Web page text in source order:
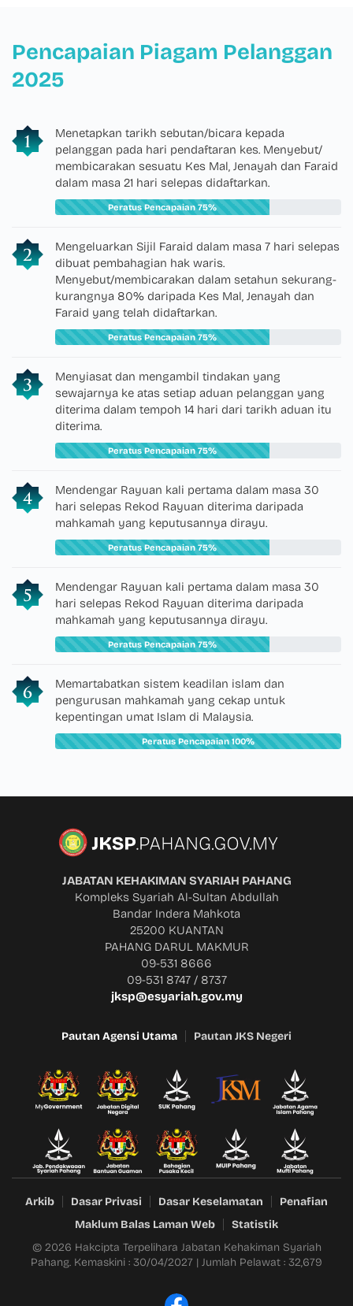
Pencapaian Piagam Pelanggan
2025
Menetapkan tarikh sebutan/bicara kepada
pelanggan pada hari pendaftaran kes. Menyebut/
membicarakan sesuatu Kes Mal, Jenayah dan Faraid
dalam masa 21 hari selepas didaftarkan.
Peratus Pencapaian 75%
Mengeluarkan Sijil Faraid dalam masa 7 hari selepas
dibuat pembahagian hak waris.
Menyebut/membicarakan dalam setahun sekurang-
kurangnya 80% daripada Kes Mal, Jenayah dan
Faraid yang telah didaftarkan.
Peratus Pencapaian 75%
Menyiasat dan mengambil tindakan yang
sewajarnya ke atas setiap aduan pelanggan yang
diterima dalam tempoh 14 hari dari tarikh aduan itu
diterima.
Peratus Pencapaian 75%
Mendengar Rayuan kali pertama dalam masa 30
hari selepas Rekod Rayuan diterima daripada
mahkamah yang keputusannya dirayu.
Peratus Pencapaian 75%
Mendengar Rayuan kali pertama dalam masa 30
hari selepas Rekod Rayuan diterima daripada
mahkamah yang keputusannya dirayu.
Peratus Pencapaian 75%
Memartabatkan sistem keadilan islam dan
pengurusan mahkamah yang cekap untuk
kepentingan umat Islam di Malaysia.
Peratus Pencapaian 100%
JABATAN KEHAKIMAN SYARIAH PAHANG
Kompleks Syariah Al-Sultan Abdullah
Bandar Indera Mahkota
25200 KUANTAN
PAHANG DARUL MAKMUR
09-531 8666
09-531 8747 / 8737
jksp@esyariah.gov.my
Pautan Agensi Utama Pautan JKS Negeri
Arkib Dasar Privasi Dasar Keselamatan
Penafian
Maklum Balas Laman Web
Statistik
© 2026 Hakcipta Terpelihara Jabatan Kehakiman Syariah
Pahang. Kemaskini : 30/04/2027 | Jumlah Pelawat : 32,679